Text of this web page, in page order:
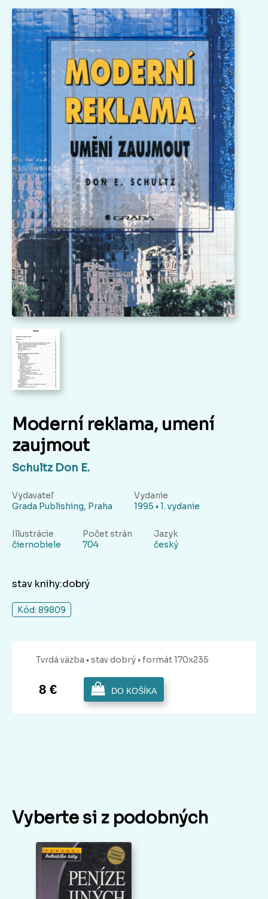
Moderní reklama, umení
zaujmout
Schultz Don E.
Vydavateľ
Grada Publishing, Praha
Vydanie
1995 • 1. vydanie
Illustrácie
čiernobiele
Počet strán
704
Jazyk
český
stav knihy:dobrý
Kód: 89809
Tvrdá väzba • stav dobrý • formát 170x235
8 € DO KOŠÍKA
Vyberte si z podobných